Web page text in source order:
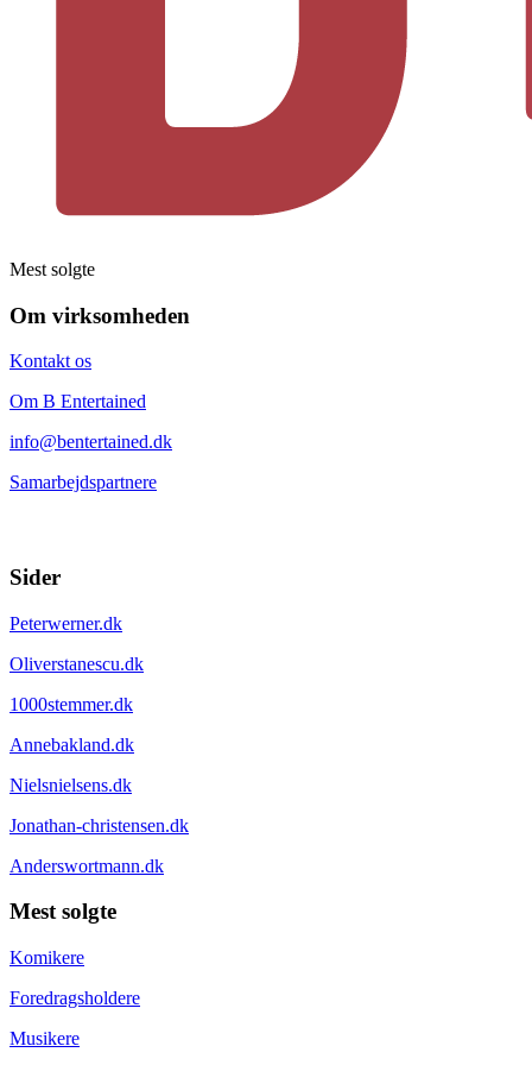
Mest solgte
Om virksomheden
Kontakt os
Om B Entertained
info@bentertained.dk
Samarbejdspartnere
Sider
Peterwerner.dk
Oliverstanescu.dk
1000stemmer.dk
Annebakland.dk
Nielsnielsens.dk
Jonathan-christensen.dk
Anderswortmann.dk
Mest solgte
Komikere
Foredragsholdere
Musikere